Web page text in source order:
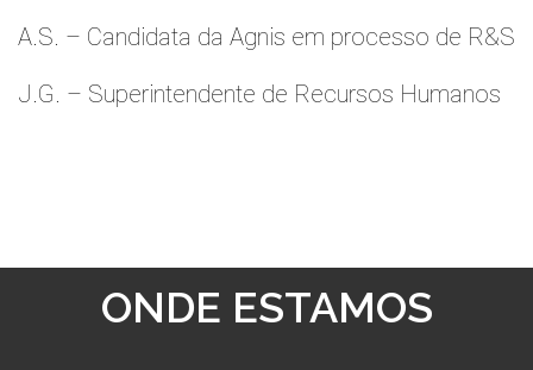
A.S. – Candidata da Agnis em processo de R&S
J.G. – Superintendente de Recursos Humanos
ONDE ESTAMOS